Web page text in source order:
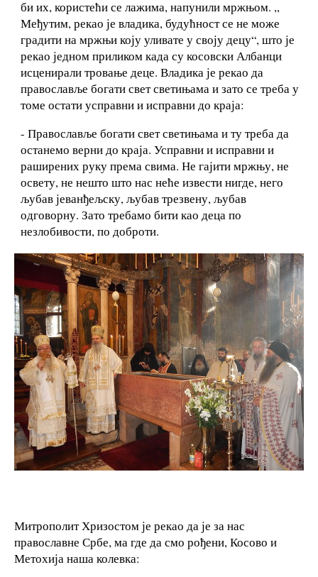
би их, користећи се лажима, напунили мржњом. ,,
Међутим, рекао је владика, будућност се не може
градити на мржњи коју уливате у своју децу“, што је
рекао једном приликом када су косовски Албанци
исценирали тровање деце. Владика је рекао да
православље богати свет светињама и зато се треба у
томе остати усправни и исправни до краја:
- Православље богати свет светињама и ту треба да
останемо верни до краја. Усправни и исправни и
раширених руку према свима. Не гајити мржњу, не
освету, не нешто што нас неће извести нигде, него
љубав јеванђељску, љубав трезвену, љубав
одговорну. Зато требамо бити као деца по
незлобивости, по доброти.
Митрополит Хризостом је рекао да је за нас
православне Србе, ма где да смо рођени, Косово и
Метохија наша колевка: